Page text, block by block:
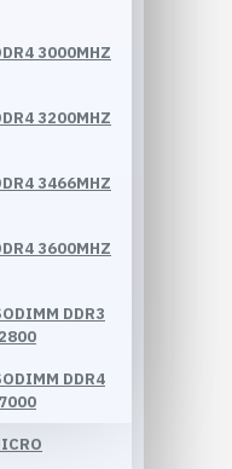
3000MHZ
3200MHZ
3466MHZ
3600MHZ
DDR3
DDR4